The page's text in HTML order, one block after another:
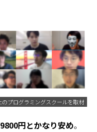
プログラミングスクールを取材
円とかなり安め。